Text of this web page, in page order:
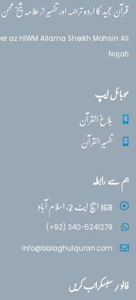
قرآن مجید کا اردو ترجمہ اور تفسیر از علامہ شیخ
az HIWM Allama Sheikh Mohsin Ali
Najafi
موبائل ایپ
بلاغ القرآن
تفسیر القرآن
ہم سے رابطہ
168 ایچ ایٹ 2، اسلام آباد
(+92) 340-5241279
info@balaghulquran.com
فالو / سبسکرائب کریں